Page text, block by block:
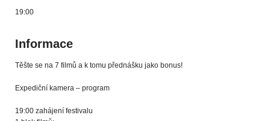
19:00
Informace
Těšte se na 7 filmů a k tomu přednášku jako bonus!
Expediční kamera – program
19:00 zahájení festivalu